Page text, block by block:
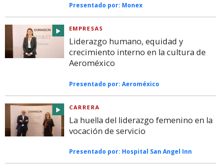
Presentado por: Monex
EMPRESAS
Liderazgo humano, equidad y
crecimiento interno en la cultura de
Aeroméxico
Presentado por: Aeroméxico
CARRERA
La huella del liderazgo femenino en la
vocación de servicio
Presentado por: Hospital San Angel Inn